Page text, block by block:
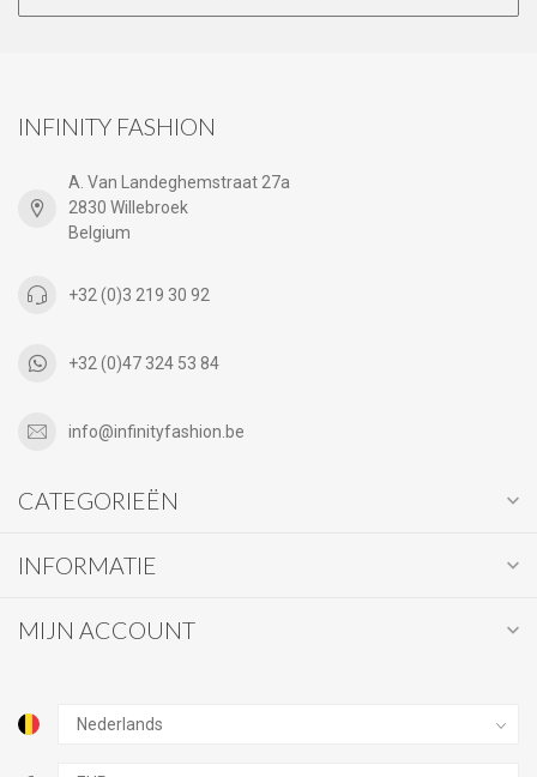
INFINITY FASHION
A. Van Landeghemstraat 27a
2830 Willebroek
Belgium
+32 (0)3 219 30 92
+32 (0)47 324 53 84
info@infinityfashion.be
CATEGORIEËN
INFORMATIE
MIJN ACCOUNT